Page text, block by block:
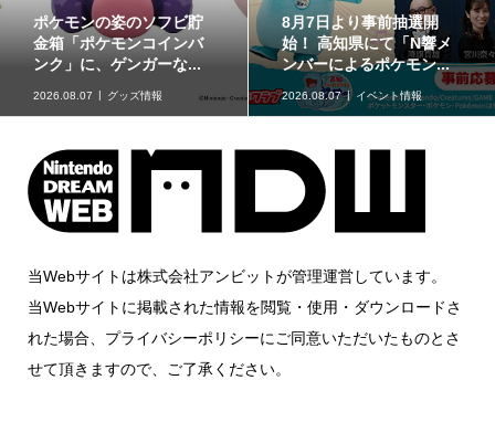
カービィやワドルディが
彫刻されたダイス「星の
カービィ キャラクター...
2026.08.07 グッズ情報
ポケモン天文台の「ほし
ぞらピカチュウ」が8月
11日（火・祝）のオリ...
2026.08.07 イベント情報
当Webサイトは株式会社アンビットが管理運営しています。
当Webサイトに掲載された情報を閲覧・使用・ダウンロードさ
れた場合、プライバシーポリシーにご同意いただいたものとさ
せて頂きますので、ご了承ください。